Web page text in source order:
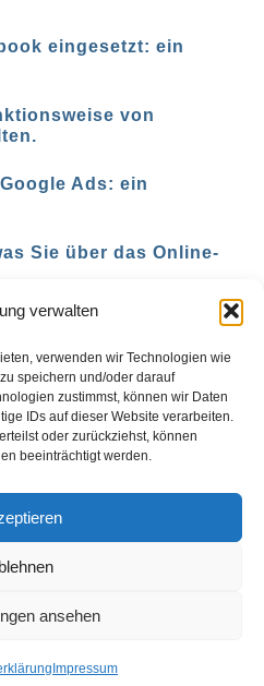
verwalten
verwenden wir Technologien wie
speichern und/oder darauf
zustimmst, können wir Daten
IDs auf dieser Website verarbeiten.
oder zurückziehst, können
beeinträchtigt werden.
ansehen
Impressum
eingesetzt: ein
von
Ads: ein
Sie über das Online-
Social-Media-
1 2 Vor
X